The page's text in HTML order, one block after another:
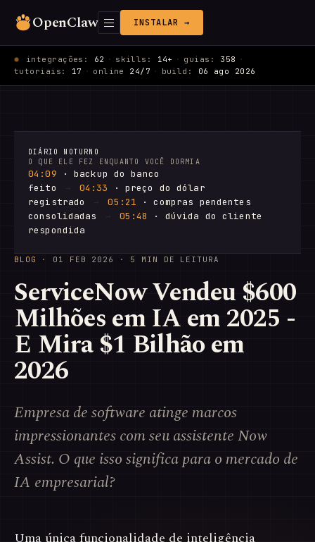
OpenClaw INSTALAR →
integrações: 62 · skills: 14+ · guias: 358 ·
tutoriais: 17 · online 24/7 · build: 06 ago 2026
DIÁRIO NOTURNO
O QUE ELE FEZ ENQUANTO VOCÊ DORMIA
04:09 · backup do banco
feito
04:33 · preço do dólar
registrado
05:21 · compras pendentes
consolidadas
05:48
· dúvida do cliente
respondida
BLOG · 01 FEB 2026 · 5 MIN DE LEITURA
ServiceNow Vendeu $600
Milhões em IA em 2025 -
E Mira $1 Bilhão em
2026
Empresa de software atinge marcos
impressionantes com seu assistente Now
Assist. O que isso significa para o mercado de
IA empresarial?
Uma única funcionalidade de inteligência